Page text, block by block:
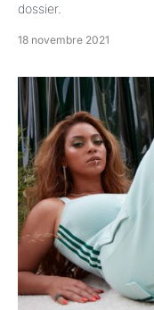
dossier.
18 novembre 2021